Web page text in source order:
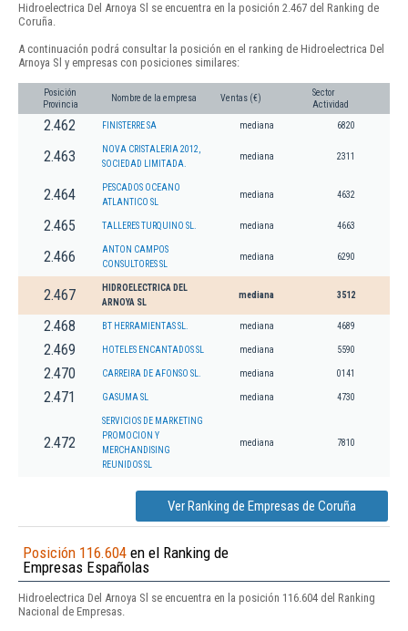
Hidroelectrica Del Arnoya Sl se encuentra en la posición 2.467 del Ranking de
Coruña.
A continuación podrá consultar la posición en el ranking de Hidroelectrica Del
Arnoya Sl y empresas con posiciones similares:
Posición
Provincia
Nombre de la empresa Ventas (€)
Sector
Actividad
2.462 FINISTERRE SA mediana 6820
2.463
NOVA CRISTALERIA 2012,
SOCIEDAD LIMITADA.
mediana 2311
2.464
PESCADOS OCEANO
ATLANTICO SL
mediana 4632
2.465 TALLERES TURQUINO SL. mediana 4663
2.466
ANTON CAMPOS
CONSULTORES SL
mediana 6290
2.467
HIDROELECTRICA DEL
ARNOYA SL
mediana 3512
2.468 BT HERRAMIENTAS SL. mediana 4689
2.469 HOTELES ENCANTADOS SL mediana 5590
2.470 CARREIRA DE AFONSO SL. mediana 0141
2.471 GASUMA SL mediana 4730
2.472
SERVICIOS DE MARKETING
PROMOCION Y
MERCHANDISING
REUNIDOS SL
mediana 7810
Ver Ranking de Empresas de Coruña
Posición 116.604 en el Ranking de
Empresas Españolas
Hidroelectrica Del Arnoya Sl se encuentra en la posición 116.604 del Ranking
Nacional de Empresas.